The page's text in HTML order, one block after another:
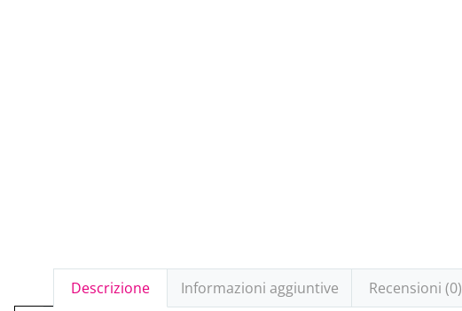
Descrizione Informazioni aggiuntive Recensioni (0)